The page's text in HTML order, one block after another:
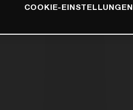
COOKIE-EINSTELLUNGEN